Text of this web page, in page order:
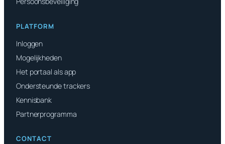
PLATFORM
Inloggen
Mogelijkheden
Het portaal als app
Ondersteunde trackers
Kennisbank
Partnerprogramma
CONTACT